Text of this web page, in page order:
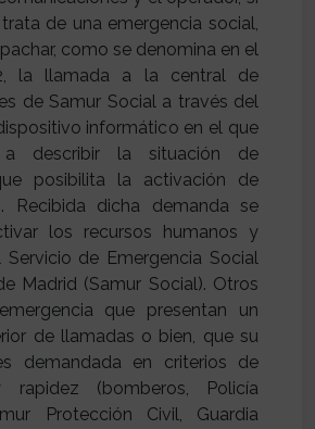
de una emergencia social,
como se denomina en el
la llamada a la central de
de Samur Social a través del
informático en el que
describir la situación de
posibilita la activación de
Recibida dicha demanda se
los recursos humanos y
Servicio de Emergencia Social
Madrid (Samur Social). Otros
que presentan un
de llamadas o bien, que su
demandada en criterios de
rapidez (bomberos, Policía
Protección Civil, Guardia